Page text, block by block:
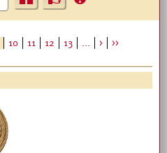
10 11 12 13 ... >
>>